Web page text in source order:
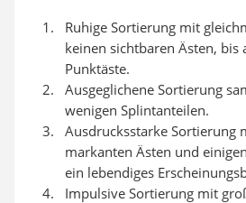
Ruhige Sortierung mit
keinen sichtbaren Ästen,
Punktäste.
Ausgeglichene Sortierung
wenigen Splintanteilen.
Ausdrucksstarke Sortierung
markanten Ästen und
ein lebendiges
Impulsive Sortierung mit